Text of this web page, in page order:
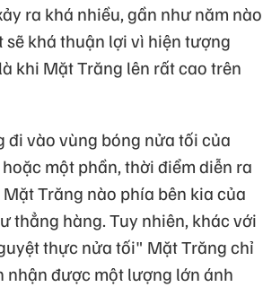
ra khá nhiều, gần như năm nào
sẽ khá thuận lợi vì hiện tượng
khi Mặt Trăng lên rất cao trên
vào vùng bóng nửa tối của
một phần, thời điểm diễn ra
Trăng nào phía bên kia của
thẳng hàng. Tuy nhiên, khác với
thực nửa tối" Mặt Trăng chỉ
nhận được một lượng lớn ánh